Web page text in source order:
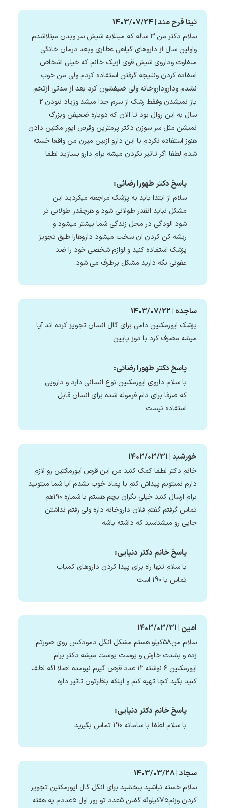
تینا فرح مند | 1403/07/24
سلام دکتر من ۳ ساله که مبتلابه شپش سر وبدن مبتلاشدم
واولین سال از داروهای گیاهی عطاری وبعد درمان خانگی
متفاوت وداروی شپش قوی ازیک خانم که خیلی اشخاص
اسفاده کردن ونتیجه گرفتن استفاده کردم ولی من خوب
نشدم وداروداروخانه ولی ضیفشون کرد بعد از مدتی ازتخم
باز نمیشدن وفقط رشک از سرم جدا میشد وزیاد نبودن ۲
سال به این روال بود تا الان که دوباره ضعیفن وبزرگ
نمیشن مثل سر سوزن دکتر پرمترین وقرص ایور مکتین دادن
هنوز استفاده نکردم با این دارو ازبین میرن من واقعا خسته
شدم لطفا اگر تاثیر نکردن میشه برام دارو بسازید لطفا
پاسخ دکتر طهورا رضائی:
سلام از ابتدا باید به پزشک مراجعه میکردید این
مشکل نباید انقدر طولانی شود و هرچقدر طولانی تر
شود الودگی در محل زندگی شما بیشتر میشود و
ریشه کن کردن ان سخت میشود داروهارا طبق تجویز
پزشک استفاده کنید و لوازم شخصی خود را ضد
عفونی نگه دارید مشکل برطرف می شود.
ساجده | 1403/07/22
پزشک ایورمکتین دامی برای گال انسان تجویز کرده اند آیا
میشه مصرف کرد با دوز پایین
پاسخ دکتر طهورا رضائی:
با سلام داروی ایورمکتین نوع انسانی دارد و دارویی
که صرفا برای دام فرموله شده برای انسان قابل
استفاده نیست
خورشید | 1403/03/31
خانم دکتر لطفا کمک کنید من این قرص آیورمکتین رو لازم
دارم نمیتونم پیداش کنم با پماد خوب نشدم آیا شما میتونید
برام ارسال کنید خیلی نگران بچم هستم با شماره ۱۹۰هم
تماس گرفتم گفتم فلان داروخانه داره ولی رفتم نداشتن
جایی رو میشناسید که داشته باشه
پاسخ خانم دکتر دنیایی:
با سلام تنها راه برای پیدا کردن داروهای کمیاب
تماس با 190 است
امین | 1403/03/31
سلام من۵۸کیلو هستم مشکل انگل دمودکس روی صورتم
زده و بشدت خارش و پوست پوست میشه دکتر برام
ایورمکتین ۶ نوشته ۱۲ عدد قرص گیرم نیومده اصلا اگه لطف
کنید بگید کجا تهیه کنم و اینکه بنظرتون تاثیر داره
پاسخ خانم دکتر دنیایی:
با سلام لطفا با سامانه 190 تماس بگیرید
سجاد | 1403/03/28
سلام خسته نباشید ببخشید برای انگل گال ایورمکتین تجویز
کردن وزنم۷۵کیلوئه گفتن ۵عدد تو روز اول ۵عددم یه هفته